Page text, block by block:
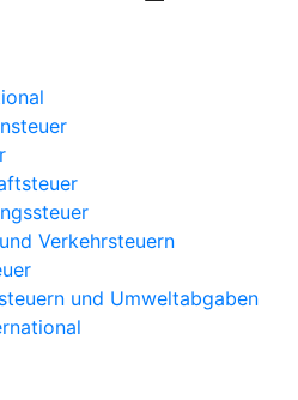
Verkehrsteuern
und Umweltabgaben